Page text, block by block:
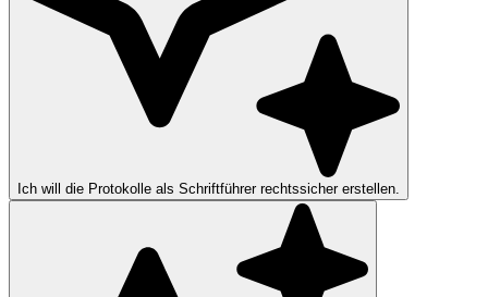
Ich will die Protokolle als Schriftführer rechtssicher erstellen.